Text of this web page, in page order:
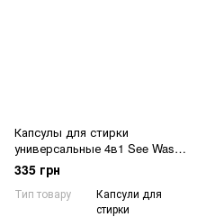
Капсулы для стирки
универсальные 4в1 See Wash
40 шт
335 грн
Тип товару
Капсули для
стирки